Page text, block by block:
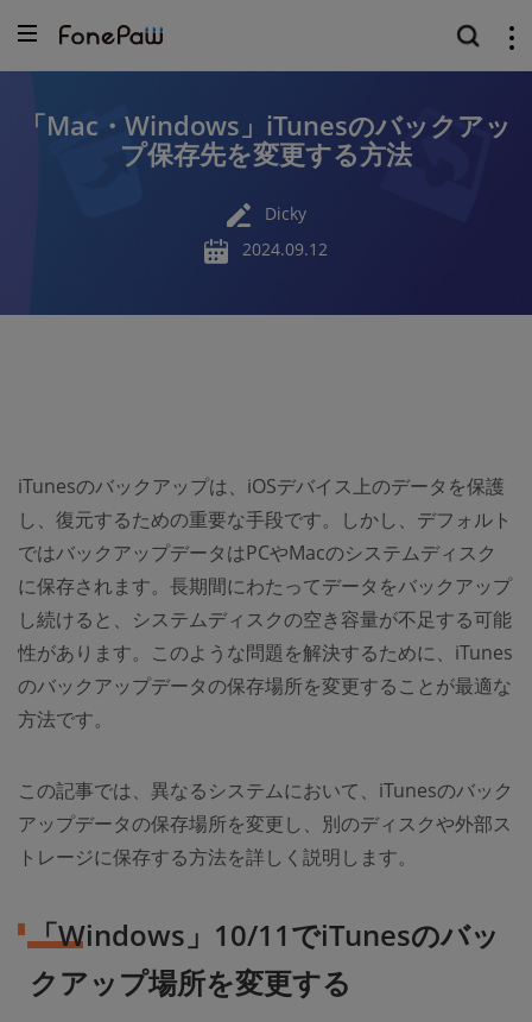
「Mac・Windows」iTunesのバックアッ
プ保存先を変更する方法
Dicky
2024.09.12
iTunesのバックアップは、iOSデバイス上のデータを保護
し、復元するための重要な手段です。しかし、デフォルト
ではバックアップデータはPCやMacのシステムディスク
に保存されます。長期間にわたってデータをバックアップ
し続けると、システムディスクの空き容量が不足する可能
性があります。このような問題を解決するために、iTunes
のバックアップデータの保存場所を変更することが最適な
方法です。
この記事では、異なるシステムにおいて、iTunesのバック
アップデータの保存場所を変更し、別のディスクや外部ス
トレージに保存する方法を詳しく説明します。
「Windows」10/11でiTunesのバッ
クアップ場所を変更する